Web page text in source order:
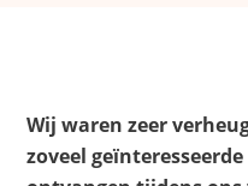
Wij waren zeer
zoveel